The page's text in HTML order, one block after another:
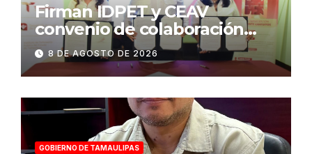
Firman IDPET y CEAV
convenio de colaboración
para fortalecer la atención a
víctimas y la defensa jurídica
en Tamaulipas
8 DE AGOSTO DE 2026
GOBIERNO DE TAMAULIPAS